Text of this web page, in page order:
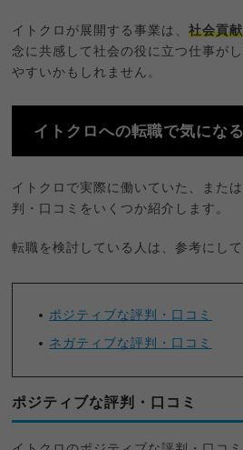
イトクロが展開する事業は、 社会貢
念に共感して社会の役に立つ仕事が
やすいかもしれません。
イトクロへの転職で気にな
イトクロで実際に働いていた、また
判・口コミをいくつか紹介します。
転職を検討している人は、参考にして
ポジティブな評判・口コミ
ネガティブな評判・口コミ
ポジティブな評判・口コミ